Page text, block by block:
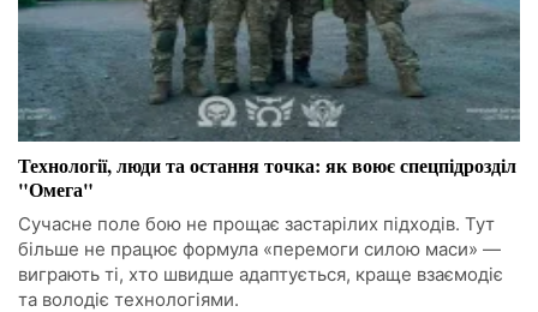
Технології, люди та остання точка: як воює спецпідрозділ
"Омега"
Сучасне поле бою не прощає застарілих підходів. Тут
більше не працює формула «перемоги силою маси» —
виграють ті, хто швидше адаптується, краще взаємодіє
та володіє технологіями.